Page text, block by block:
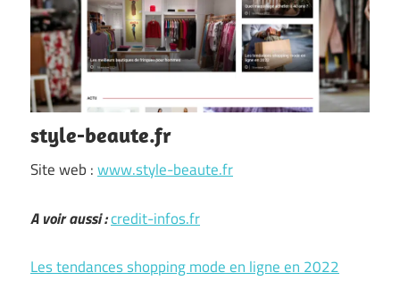
style-beaute.fr
Site web :www.style-beaute.fr
A voir aussi :credit-infos.fr
Les tendances shopping mode en ligne en 2022